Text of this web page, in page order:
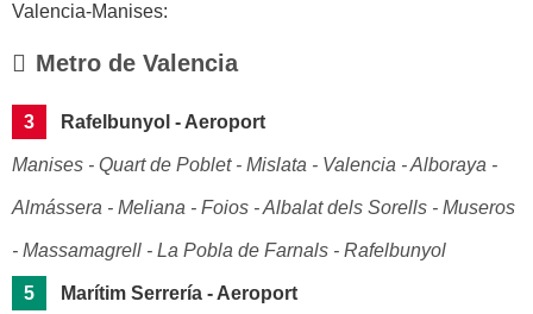
Valencia-Manises:
Metro de Valencia
3 Rafelbunyol - Aeroport
Manises - Quart de Poblet - Mislata - Valencia - Alboraya -
Almássera - Meliana - Foios - Albalat dels Sorells - Museros
- Massamagrell - La Pobla de Farnals - Rafelbunyol
5 Marítim Serrería - Aeroport